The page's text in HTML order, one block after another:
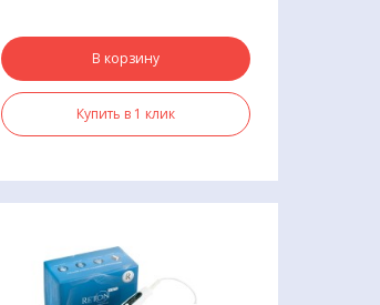
В корзину
Купить в 1 клик